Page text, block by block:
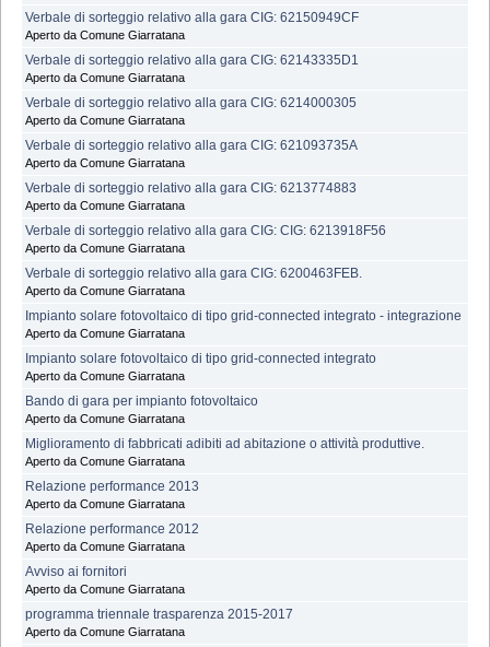
Verbale di sorteggio relativo alla gara CIG: 62150949CF
Aperto da Comune Giarratana
Verbale di sorteggio relativo alla gara CIG: 62143335D1
Aperto da Comune Giarratana
Verbale di sorteggio relativo alla gara CIG: 6214000305
Aperto da Comune Giarratana
Verbale di sorteggio relativo alla gara CIG: 621093735A
Aperto da Comune Giarratana
Verbale di sorteggio relativo alla gara CIG: 6213774883
Aperto da Comune Giarratana
Verbale di sorteggio relativo alla gara CIG: CIG: 6213918F56
Aperto da Comune Giarratana
Verbale di sorteggio relativo alla gara CIG: 6200463FEB.
Aperto da Comune Giarratana
Impianto solare fotovoltaico di tipo grid-connected integrato - integrazione
Aperto da Comune Giarratana
Impianto solare fotovoltaico di tipo grid-connected integrato
Aperto da Comune Giarratana
Bando di gara per impianto fotovoltaico
Aperto da Comune Giarratana
Miglioramento di fabbricati adibiti ad abitazione o attività produttive.
Aperto da Comune Giarratana
Relazione performance 2013
Aperto da Comune Giarratana
Relazione performance 2012
Aperto da Comune Giarratana
Avviso ai fornitori
Aperto da Comune Giarratana
programma triennale trasparenza 2015-2017
Aperto da Comune Giarratana